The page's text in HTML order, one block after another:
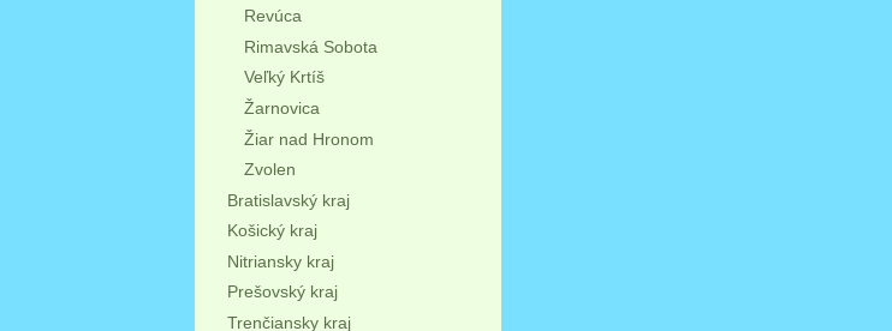
Revúca
Rimavská Sobota
Veľký Krtíš
Žarnovica
Žiar nad Hronom
Zvolen
Bratislavský kraj
Košický kraj
Nitriansky kraj
Prešovský kraj
Trenčiansky kraj